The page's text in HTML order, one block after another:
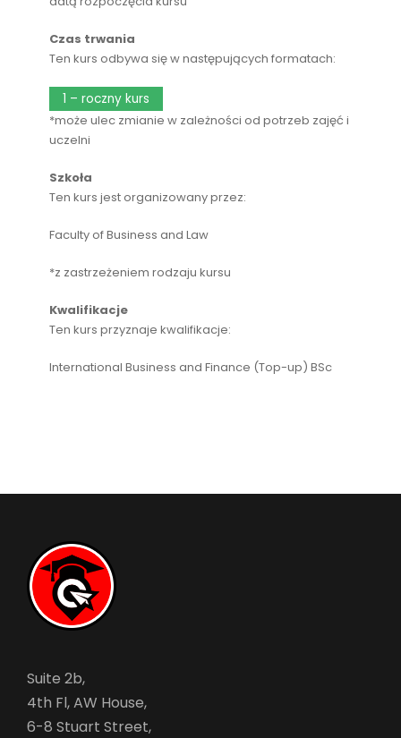
Czas trwania
Ten kurs odbywa się w następujących formatach:
1 – roczny kurs
*może ulec zmianie w zależności od potrzeb zajęć i
uczelni
Szkoła
Ten kurs jest organizowany przez:
Faculty of Business and Law
*z zastrzeżeniem rodzaju kursu
Kwalifikacje
Ten kurs przyznaje kwalifikacje:
International Business and Finance (Top-up) BSc
Suite 2b,
4th Fl, AW House,
6-8 Stuart Street,